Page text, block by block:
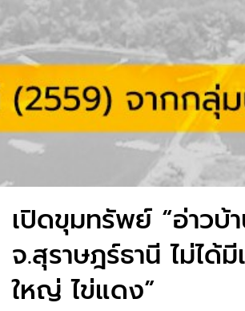
เปิดขุมทรัพย์ “อ่าวบ้
จ.สุราษฎร์ธานี ไม่ได้
ใหญ่ ไข่แดง”